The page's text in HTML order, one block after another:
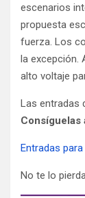
escenarios
propuesta
fuerza. Los
la excepción.
alto voltaje
Las entradas
Consíguelas
Entradas
No te lo